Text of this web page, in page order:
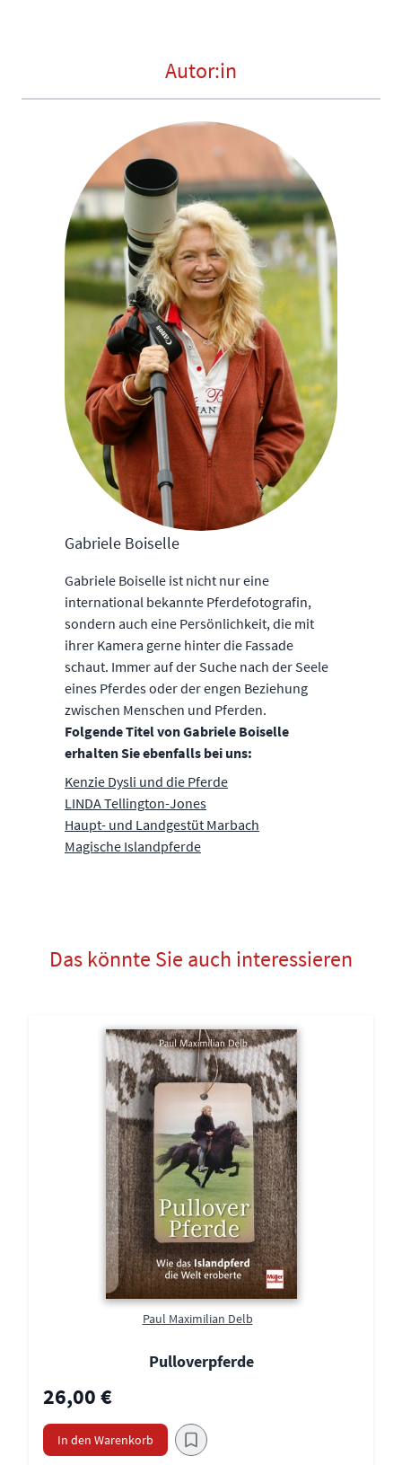
Autor:in
Gabriele Boiselle
Gabriele Boiselle ist nicht nur eine
international bekannte Pferdefotografin,
sondern auch eine Persönlichkeit, die mit
ihrer Kamera gerne hinter die Fassade
schaut. Immer auf der Suche nach der Seele
eines Pferdes oder der engen Beziehung
zwischen Menschen und Pferden.
Folgende Titel von Gabriele Boiselle
erhalten Sie ebenfalls bei uns:
Kenzie Dysli und die Pferde
LINDA Tellington-Jones
Haupt- und Landgestüt Marbach
Magische Islandpferde
Das könnte Sie auch interessieren
Paul Maximilian Delb
Pulloverpferde
26,00 €
In den Warenkorb